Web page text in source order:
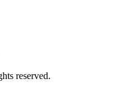
reserved.